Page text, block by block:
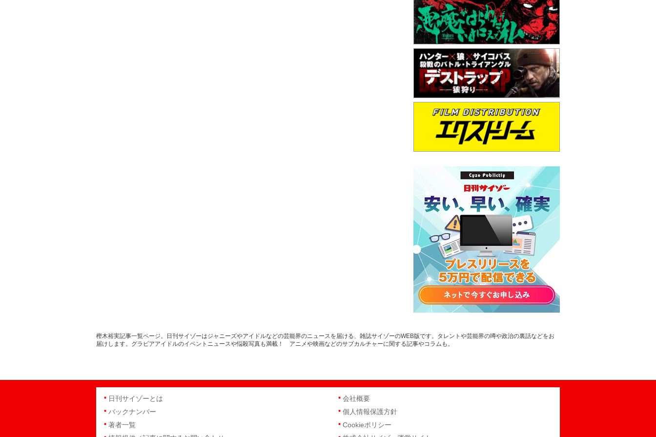
樫木裕実記事一覧ページ。日刊サイゾーはジャニーズやアイドルなどの芸能界のニュースを届ける、雑誌サイゾーのWEB版です。タレントや芸能界の噂や政治の裏話などをお
届けします。グラビアアイドルのイベントニュースや悩殺写真も満載！ アニメや映画などのサブカルチャーに関する記事やコラムも。
日刊サイゾーとは
バックナンバー
著者一覧
会社概要
個人情報保護方針
Cookieポリシー